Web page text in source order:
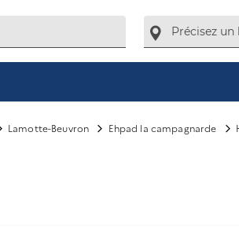
Lamotte-Beuvron Ehpad la campagnarde